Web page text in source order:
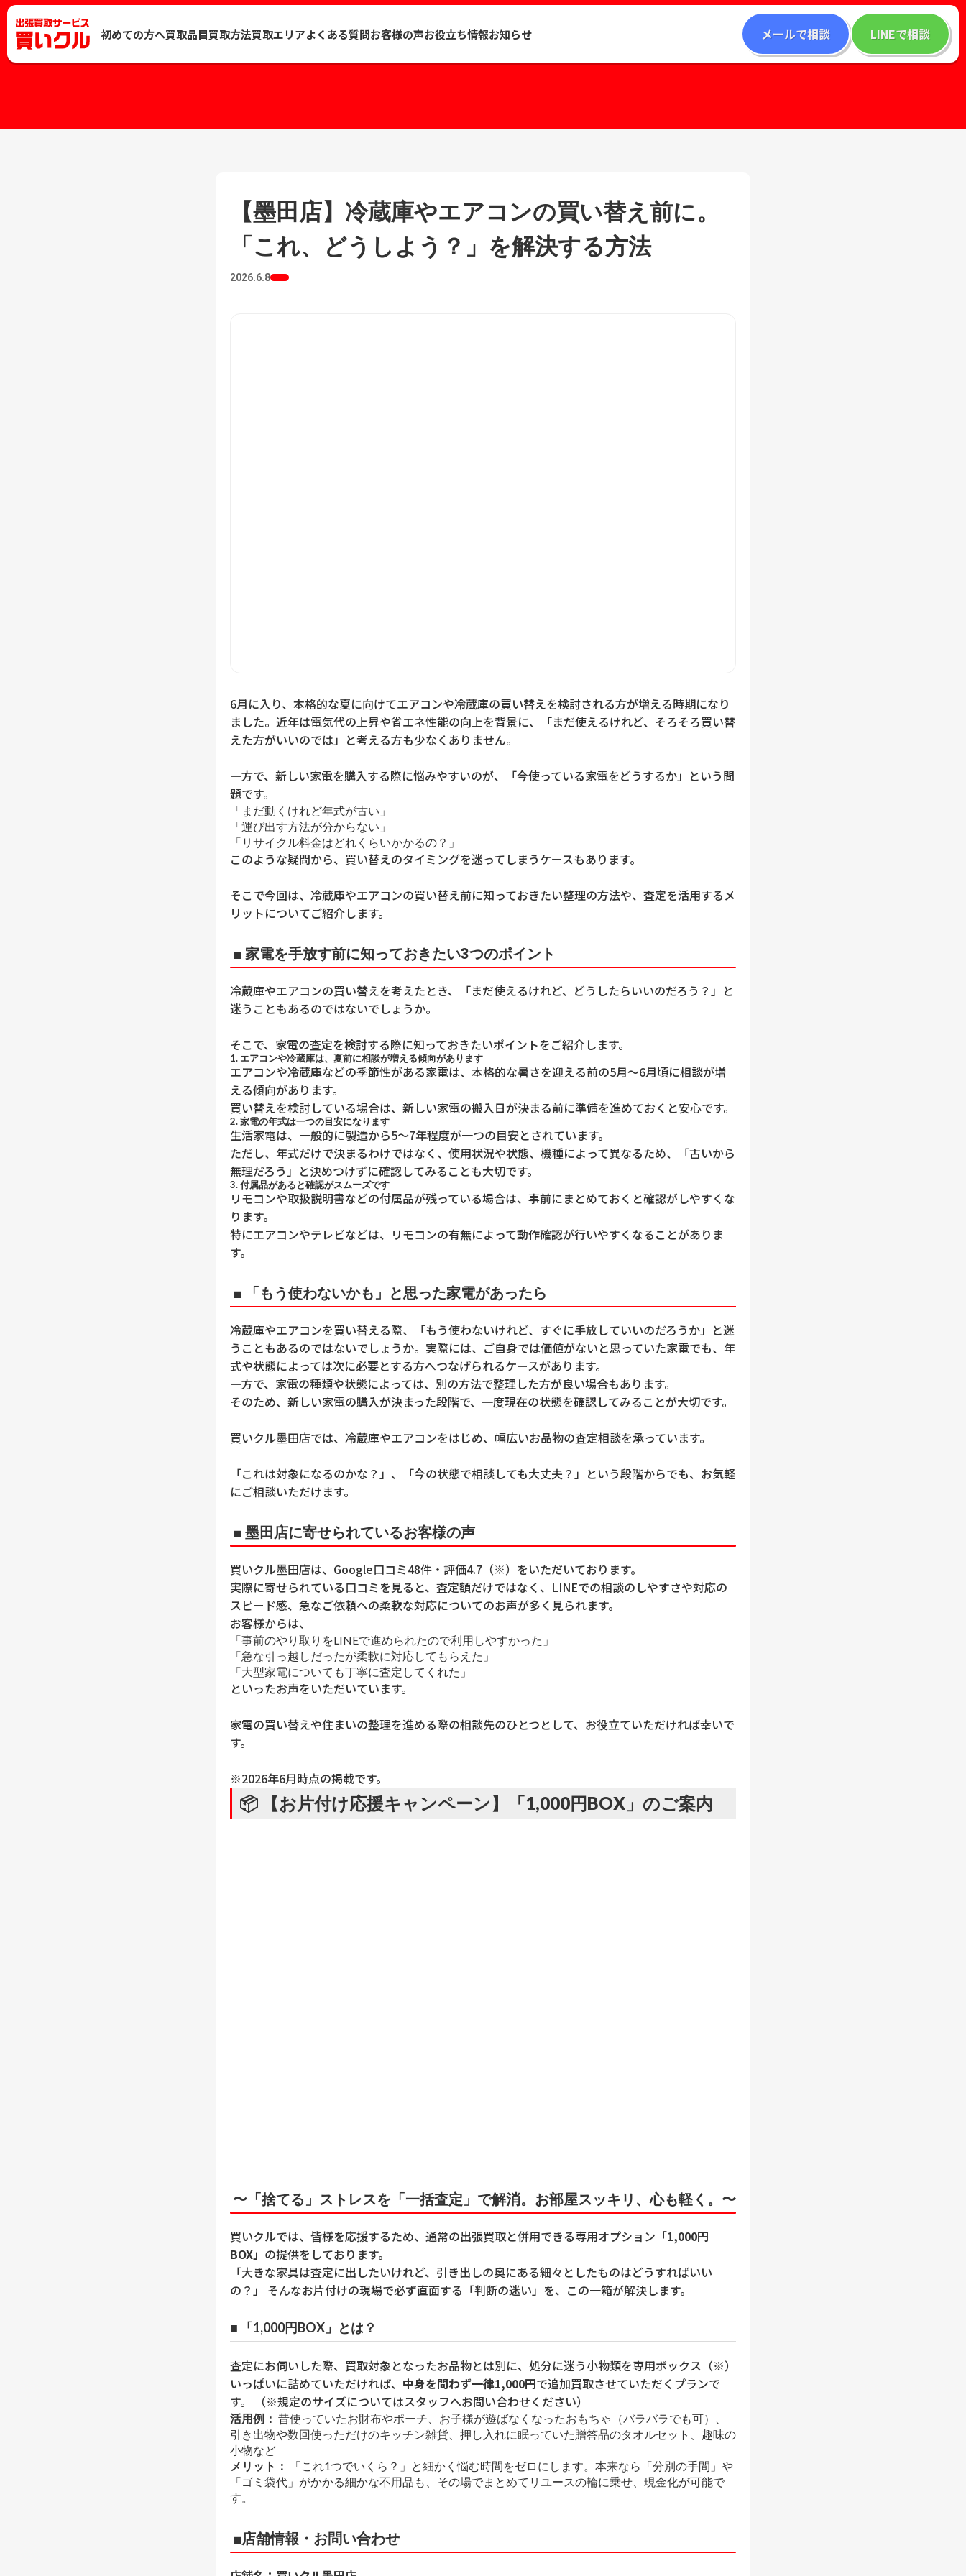
【墨田店】冷蔵庫やエアコンの買い替え前に。
「これ、どうしよう？」を解決する方法
2026.6.8
6月に入り、本格的な夏に向けてエアコンや冷蔵庫の買い替えを検討される方が増える時期になり
ました。近年は電気代の上昇や省エネ性能の向上を背景に、「まだ使えるけれど、そろそろ買い替
えた方がいいのでは」と考える方も少なくありません。
一方で、新しい家電を購入する際に悩みやすいのが、「今使っている家電をどうするか」という問
題です。
「まだ動くけれど年式が古い」
「運び出す方法が分からない」
「リサイクル料金はどれくらいかかるの？」
このような疑問から、買い替えのタイミングを迷ってしまうケースもあります。
そこで今回は、冷蔵庫やエアコンの買い替え前に知っておきたい整理の方法や、査定を活用するメ
リットについてご紹介します。
■ 家電を手放す前に知っておきたい3つのポイント
冷蔵庫やエアコンの買い替えを考えたとき、「まだ使えるけれど、どうしたらいいのだろう？」と
迷うこともあるのではないでしょうか。
そこで、家電の査定を検討する際に知っておきたいポイントをご紹介します。
1. エアコンや冷蔵庫は、夏前に相談が増える傾向があります
エアコンや冷蔵庫などの季節性がある家電は、本格的な暑さを迎える前の5月〜6月頃に相談が増
える傾向があります。
買い替えを検討している場合は、新しい家電の搬入日が決まる前に準備を進めておくと安心です。
2.家電の年式は一つの目安になります
生活家電は、一般的に製造から5〜7年程度が一つの目安とされています。
ただし、年式だけで決まるわけではなく、使用状況や状態、機種によって異なるため、「古いから
無理だろう」と決めつけずに確認してみることも大切です。
3.付属品があると確認がスムーズです
リモコンや取扱説明書などの付属品が残っている場合は、事前にまとめておくと確認がしやすくな
ります。
特にエアコンやテレビなどは、リモコンの有無によって動作確認が行いやすくなることがありま
す。
■ 「もう使わないかも」と思った家電があったら
冷蔵庫やエアコンを買い替える際、「もう使わないけれど、すぐに手放していいのだろうか」と迷
うこともあるのではないでしょうか。実際には、ご自身では価値がないと思っていた家電でも、年
式や状態によっては次に必要とする方へつなげられるケースがあります。
一方で、家電の種類や状態によっては、別の方法で整理した方が良い場合もあります。
そのため、新しい家電の購入が決まった段階で、一度現在の状態を確認してみることが大切です。
買いクル墨田店では、冷蔵庫やエアコンをはじめ、幅広いお品物の査定相談を承っています。
「これは対象になるのかな？」、「今の状態で相談しても大丈夫？」という段階からでも、お気軽
にご相談いただけます。
■ 墨田店に寄せられているお客様の声
買いクル墨田店は、Google口コミ48件・評価4.7（※）をいただいております。
実際に寄せられている口コミを見ると、査定額だけではなく、LINEでの相談のしやすさや対応の
スピード感、急なご依頼への柔軟な対応についてのお声が多く見られます。
お客様からは、
「事前のやり取りをLINEで進められたので利用しやすかった」
「急な引っ越しだったが柔軟に対応してもらえた」
「大型家電についても丁寧に査定してくれた」
といったお声をいただいています。
家電の買い替えや住まいの整理を進める際の相談先のひとつとして、お役立ていただければ幸いで
す。
※2026年6月時点の掲載です。
📦 【お片付け応援キャンペーン】「1,000円BOX」のご案内
〜「捨てる」ストレスを「一括査定」で解消。お部屋スッキリ、心も軽く。〜
買いクルでは、皆様を応援するため、通常の出張買取と併用できる専用オプション 「1,000円
BOX」 の提供をしております。
「大きな家具は査定に出したいけれど、引き出しの奥にある細々としたものはどうすればいい
の？」 そんなお片付けの現場で必ず直面する「判断の迷い」を、この一箱が解決します。
■ 「1,000円BOX」とは？
査定にお伺いした際、買取対象となったお品物とは別に、処分に迷う小物類を専用ボックス（※）
いっぱいに詰めていただければ、 中身を問わず一律1,000円で追加買取させていただくプランで
す。 （※規定のサイズについてはスタッフへお問い合わせください）
活用例： 昔使っていたお財布やポーチ、お子様が遊ばなくなったおもちゃ（バラバラでも可）、
引き出物や数回使っただけのキッチン雑貨、押し入れに眠っていた贈答品のタオルセット、趣味の
小物など
メリット：
「これ1つでいくら？」と細かく悩む時間をゼロにします。本来なら「分別の手間」や
「ゴミ袋代」がかかる細かな不用品も、その場でまとめてリユースの輪に乗せ、現金化が可能で
す。
■店舗情報・お問い合わせ
初めての方へ買取品目買取方法買取エリアよくある質問お客様の声お役立ち情報お知らせ メールで相談 LINEで相談